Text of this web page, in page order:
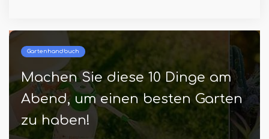
Gartenhandbuch
Machen Sie diese 10 Dinge am
Abend, um einen besten Garten
zu haben!